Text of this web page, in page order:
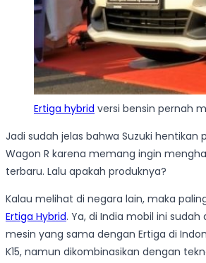
Ertiga hybrid versi bensin pernah
Jadi sudah jelas bahwa Suzuki hentikan
Wagon R karena memang ingin
terbaru. Lalu apakah produknya?
Kalau melihat di negara lain, maka
Ertiga Hybrid. Ya, di India mobil ini sudah
mesin yang sama dengan Ertiga di
K15, namun dikombinasikan dengan